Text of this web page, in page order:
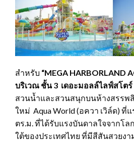
สำหรับ “MEGA HARBORLAND
บริเวณ ชั้น 3 เดอะมอลล์ไลฟ์สโตร์
สวนน้ำและสวนสนุกบนห้างสรรพ
ใหม่ Aqua World (อควา เวิล์ด) ที่
ตร.ม. ที่ได้รับแรงบันดาลใจจากโล
ใต้ของประเทศไทย ที่มีสีสันสวยง